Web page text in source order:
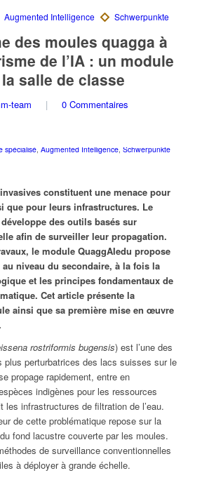
des moules quagga à
de l’IA : un module
salle de classe
team | 0 Commentaires
spécialisé, Augmented Intelligence, Schwerpunkte
constituent une menace pour
que pour leurs infrastructures. Le
des outils basés sur
afin de surveiller leur propagation.
le module QuaggAIedu propose
au niveau du secondaire, à la fois la
et les principes fondamentaux de
Cet article présente la
ainsi que sa première mise en œuvre
rostriformis bugensis) est l’une des
perturbatrices des lacs suisses sur le
propage rapidement, entre en
indigènes pour les ressources
les infrastructures de filtration de l’eau.
de cette problématique repose sur la
fond lacustre couverte par les moules.
de surveillance conventionnelles
à déployer à grande échelle.